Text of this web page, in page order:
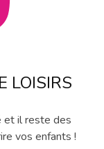
LOISIRS
et il reste des
vos enfants !